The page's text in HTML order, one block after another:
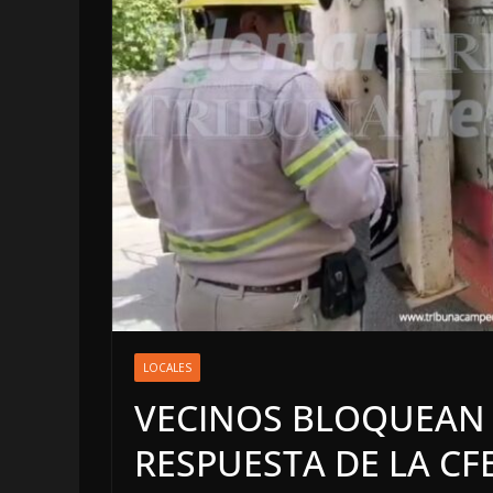
LOCALES
VECINOS
RESPUESTA DE LA
LOCALES OPINIÓN
EN LAS TRIPAS
6 agosto, 2026